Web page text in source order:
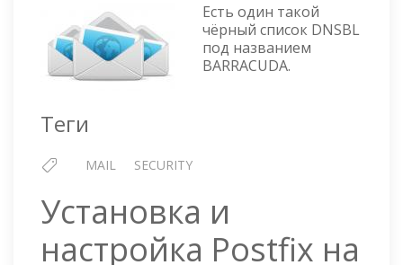
ИЗ
ЧЁРНОГО
СПИСКА
BARRACUDA
Есть один такой
чёрный список DNSBL
под названием
BARRACUDA.
Теги
MAIL SECURITY
Установка и
настройка Postfix на